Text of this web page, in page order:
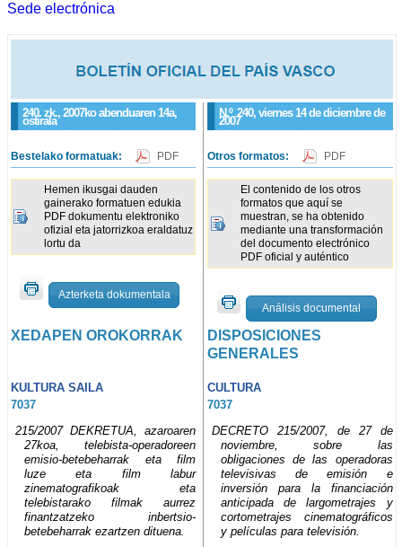
Sede electrónica
240. zk., 2007ko abenduaren 14a,
ostirala
N.º 240, viernes 14 de diciembre de
2007
Bestelako formatuak: PDF
Hemen ikusgai dauden
gainerako formatuen edukia
PDF dokumentu elektroniko
ofizial eta jatorrizkoa eraldatuz
lortu da
Azterketa dokumentala
Otros formatos: PDF
El contenido de los otros
formatos que aquí se
muestran, se ha obtenido
mediante una transformación
del documento electrónico
PDF oficial y auténtico
Análisis documental
XEDAPEN OROKORRAK
DISPOSICIONES
GENERALES
KULTURA SAILA
CULTURA
7037
7037
215/2007 DEKRETUA, azaroaren
27koa, telebista-operadoreen
emisio-betebeharrak eta film
luze eta film labur
zinematografikoak eta
telebistarako filmak aurrez
finantzatzeko inbertsio-
betebeharrak ezartzen dituena.
DECRETO 215/2007, de 27 de
noviembre, sobre las
obligaciones de las operadoras
televisivas de emisión e
inversión para la financiación
anticipada de largometrajes y
cortometrajes cinematográficos
y películas para televisión.